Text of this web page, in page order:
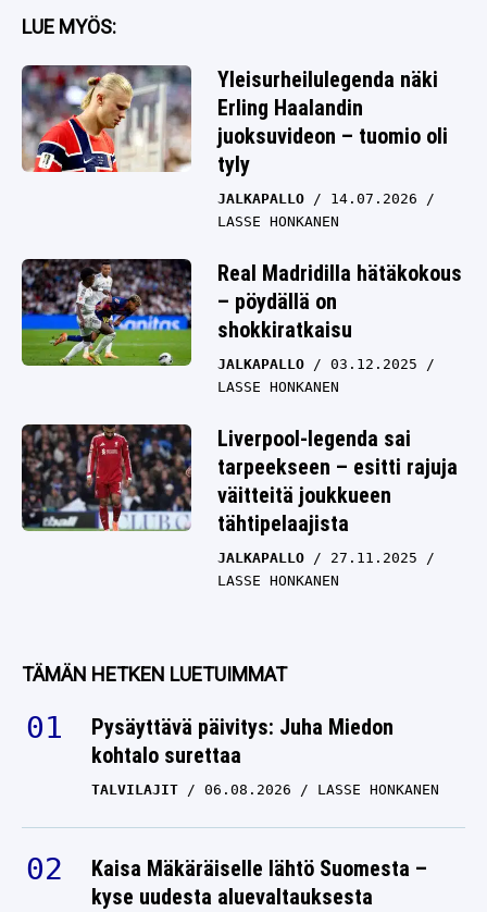
LUE MYÖS:
Yleisurheilulegenda näki
Erling Haalandin
juoksuvideon – tuomio oli
tyly
JALKAPALLO
14.07.2026
LASSE HONKANEN
Real Madridilla hätäkokous
– pöydällä on
shokkiratkaisu
JALKAPALLO
03.12.2025
LASSE HONKANEN
Liverpool-legenda sai
tarpeekseen – esitti rajuja
väitteitä joukkueen
tähtipelaajista
JALKAPALLO
27.11.2025
LASSE HONKANEN
TÄMÄN HETKEN LUETUIMMAT
Pysäyttävä päivitys: Juha Miedon
kohtalo surettaa
TALVILAJIT 06.08.2026 LASSE HONKANEN
Kaisa Mäkäräiselle lähtö Suomesta –
kyse uudesta aluevaltauksesta